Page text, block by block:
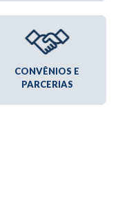
CONVÊNIOS E
PARCERIAS